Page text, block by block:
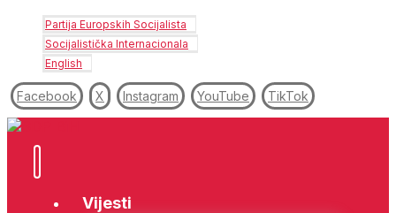
Partija Europskih Socijalista
Socijalistička Internacionala
English
Facebook X Instagram YouTube TikTok
Vijesti